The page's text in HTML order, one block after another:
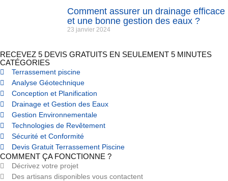
Comment assurer un drainage efficace
et une bonne gestion des eaux ?
23 janvier 2024
RECEVEZ 5 DEVIS GRATUITS EN SEULEMENT 5 MINUTES
CATÉGORIES
Terrassement piscine
Analyse Géotechnique
Conception et Planification
Drainage et Gestion des Eaux
Gestion Environnementale
Technologies de Revêtement
Sécurité et Conformité
Devis Gratuit Terrassement Piscine
COMMENT ÇA FONCTIONNE ?
Décrivez votre projet
Des artisans disponibles vous contactent